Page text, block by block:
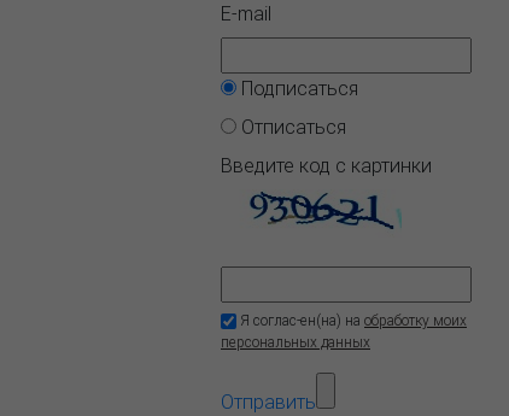
E-mail
Подписаться
Отписаться
Введите код с картинки
Я соглас-ен(на) на обработку моих
персональных данных
Отправить